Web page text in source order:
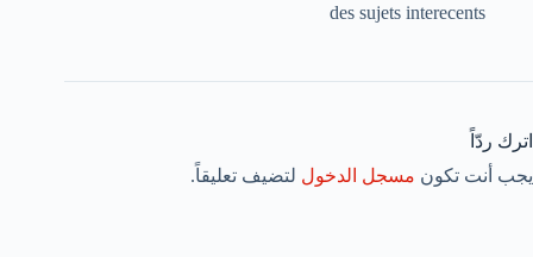
des sujets interecents
اترك ردّاً
يجب أنت تكون مسجل الدخول لتضيف تعليقاً.